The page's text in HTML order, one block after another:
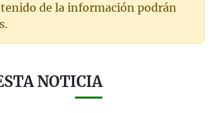
de la información podrán
NOTICIA